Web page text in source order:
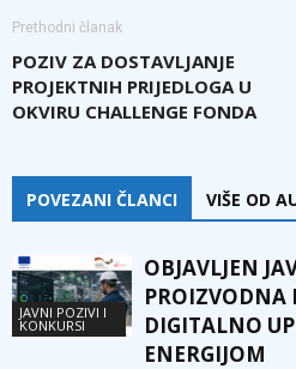
Prethodni članak
POZIV ZA DOSTAVLJANJE
PROJEKTNIH PRIJEDLOGA U
OKVIRU CHALLENGE FONDA
POVEZANI ČLANCI VIŠE OD
JAVNI POZIVI I
KONKURSI
OBJAVLJEN
PROIZVODNA
DIGITALNO
ENERGIJOM